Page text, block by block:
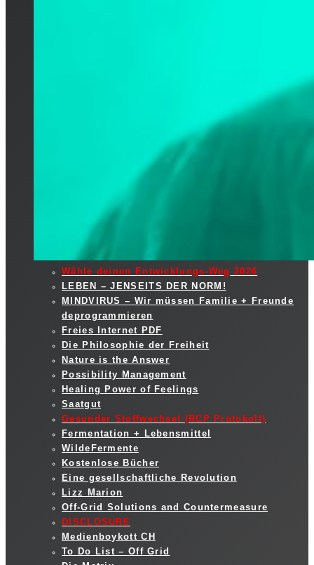
Wähle deinen Entwicklungs-Weg 2026
LEBEN – JENSEITS DER NORM!
MINDVIRUS – Wir müssen Familie + Freunde
deprogrammieren
Freies Internet PDF
Die Philosophie der Freiheit
Nature is the Answer
Possibility Management
Healing Power of Feelings
Saatgut
Gesunder Stoffwechsel (RCP Protokoll)
Fermentation + Lebensmittel
WildeFermente
Kostenlose Bücher
Eine gesellschaftliche Revolution
Lizz Marion
Off-Grid Solutions and Countermeasure
DISCLOSURE
Medienboykott CH
To Do List – Off Grid